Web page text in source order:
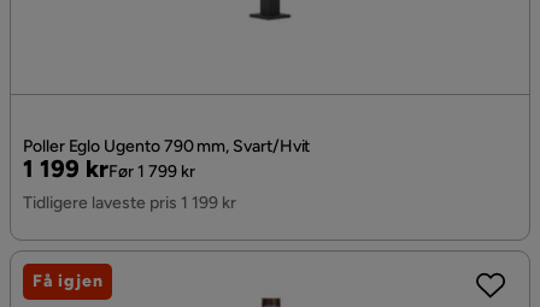
Poller Eglo Ugento 790 mm, Svart/Hvit
Pris
1 199 kr
Original
Pris
Før 1 799 kr
Tidligere laveste pris 1 199 kr
Få igjen